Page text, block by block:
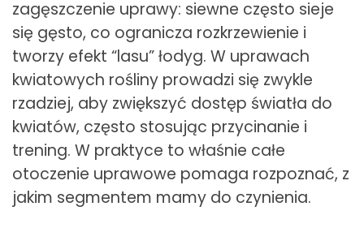
zagęszczenie uprawy: siewne często sieje
się gęsto, co ogranicza rozkrzewienie i
tworzy efekt “lasu” łodyg. W uprawach
kwiatowych rośliny prowadzi się zwykle
rzadziej, aby zwiększyć dostęp światła do
kwiatów, często stosując przycinanie i
trening. W praktyce to właśnie całe
otoczenie uprawowe pomaga rozpoznać, z
jakim segmentem mamy do czynienia.